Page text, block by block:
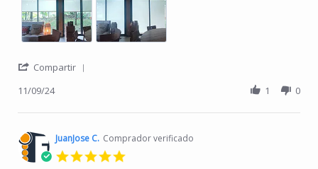
Compartir
11/09/24 1 0
JuanJose C. Comprador verificado